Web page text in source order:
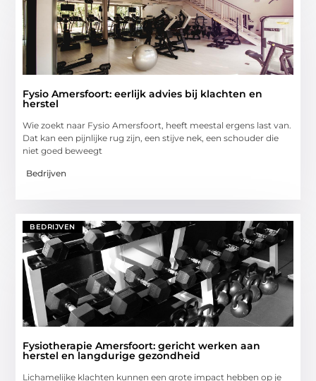
Fysio Amersfoort: eerlijk advies bij klachten en
herstel
Wie zoekt naar Fysio Amersfoort, heeft meestal ergens last van.
Dat kan een pijnlijke rug zijn, een stijve nek, een schouder die
niet goed beweegt
Bedrijven
BEDRIJVEN
Fysiotherapie Amersfoort: gericht werken aan
herstel en langdurige gezondheid
Lichamelijke klachten kunnen een grote impact hebben op je